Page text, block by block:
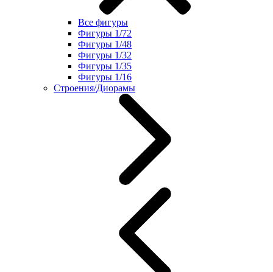
Все фигуры
Фигуры 1/72
Фигуры 1/48
Фигуры 1/32
Фигуры 1/35
Фигуры 1/16
Строения/Диорамы